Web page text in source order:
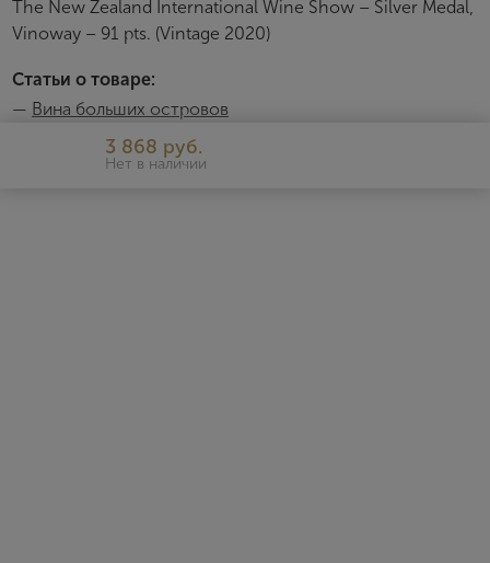
The New Zealand International Wine Show – Silver Medal,
Vinoway – 91 pts. (Vintage 2020)
Статьи о товаре:
— Вина больших островов
Saragat Atzei3 868 руб.
Нет в наличии